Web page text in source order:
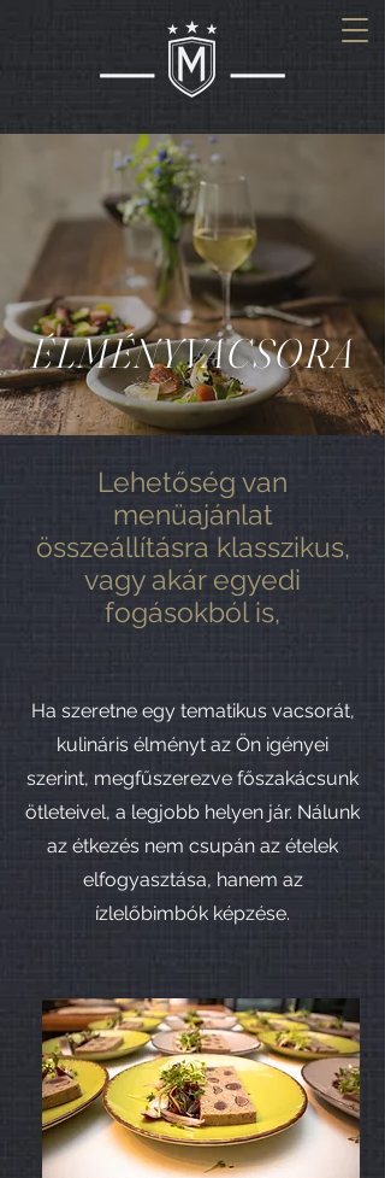
ÉLMÉNYVACSORA
Lehetőség van
menüajánlat
összeállításra klasszikus,
vagy akár egyedi
fogásokból is,
Ha szeretne egy tematikus vacsorát,
kulináris élményt az Ön igényei
szerint, megfűszerezve főszakácsunk
ötleteivel, a legjobb helyen jár. Nálunk
az étkezés nem csupán az ételek
elfogyasztása, hanem az
ízlelőbimbók képzése.